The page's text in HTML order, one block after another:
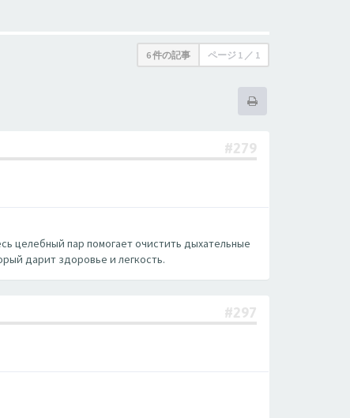
6 件の記事 ページ 1 ／ 1
#279
целебный пар помогает очистить дыхательные
дарит здоровье и легкость.
#297